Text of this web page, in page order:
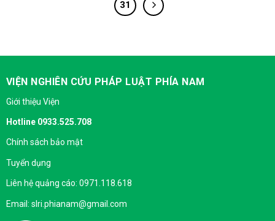
31
VIỆN NGHIÊN CỨU PHÁP LUẬT PHÍA NAM
Giới thiệu Viện
Hotline 0933.525.708
Chính sách bảo mật
Tuyển dụng
Liên hệ quảng cáo: 0971.118.618
Email: slri.phianam@gmail.com